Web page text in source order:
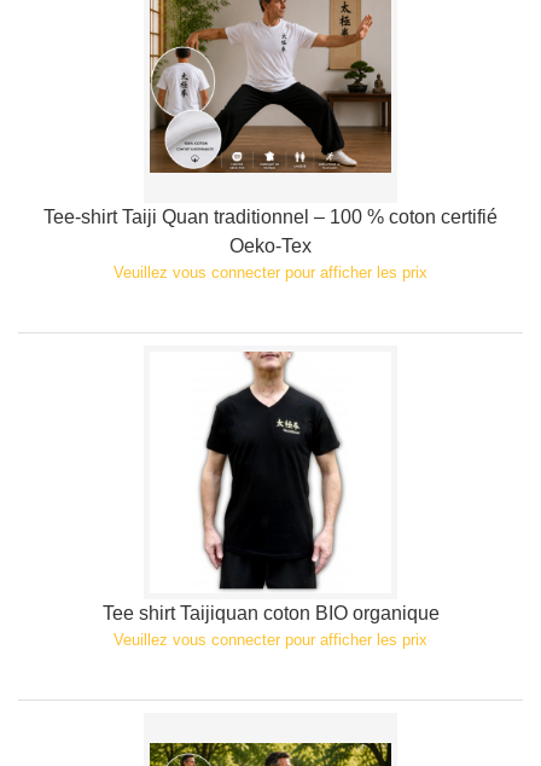
Tee-shirt Taiji Quan traditionnel – 100 % coton certifié
Oeko-Tex
Veuillez vous connecter pour afficher les prix
Tee shirt Taijiquan coton BIO organique
Veuillez vous connecter pour afficher les prix